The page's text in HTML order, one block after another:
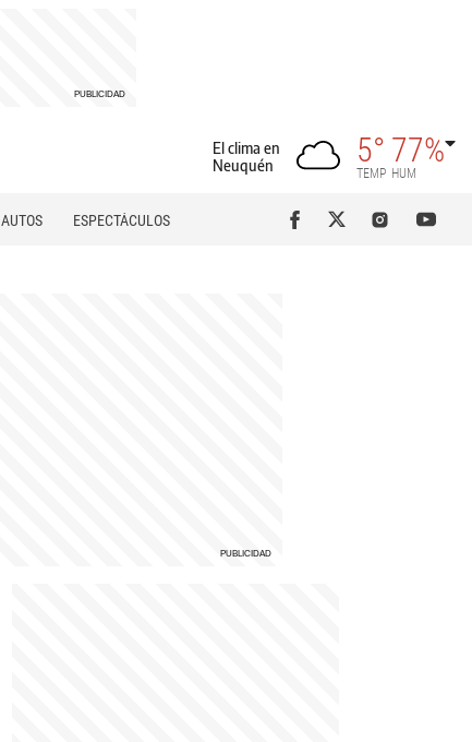
El clima en
Neuquén
5°
TEMP
77%
HUM
AUTOS
ESPECTÁCULOS